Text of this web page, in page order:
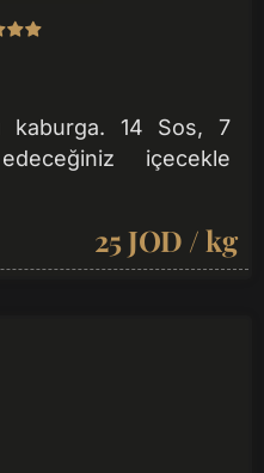
kaburga. 14 Sos, 7
içecekle
25 JOD / kg